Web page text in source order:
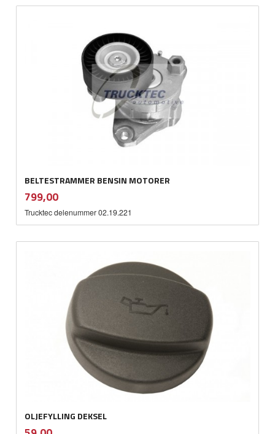
BELTESTRAMMER BENSIN MOTORER
Pris
799,00mva.
Trucktec delenummer 02.19.221
OLJEFYLLING DEKSEL